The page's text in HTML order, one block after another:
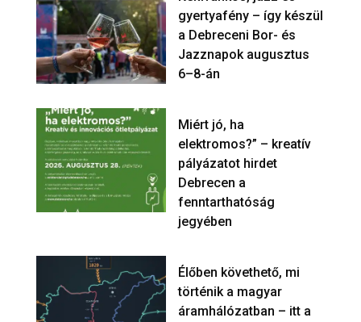
gyertyafény – így készül
a Debreceni Bor- és
Jazznapok augusztus
6–8-án
Miért jó, ha
elektromos?” – kreatív
pályázatot hirdet
Debrecen a
fenntarthatóság
jegyében
Élőben követhető, mi
történik a magyar
áramhálózatban – itt a